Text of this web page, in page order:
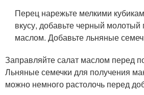
Перец нарежьте мелкими
вкусу, добавьте черный
маслом. Добавьте льняные
Заправляйте салат маслом перед
Льняные семечки для получения
можно немного растолочь перед